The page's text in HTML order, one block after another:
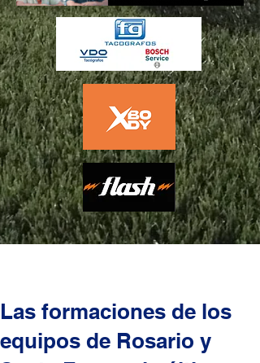
Las formaciones de los
equipos de Rosario y